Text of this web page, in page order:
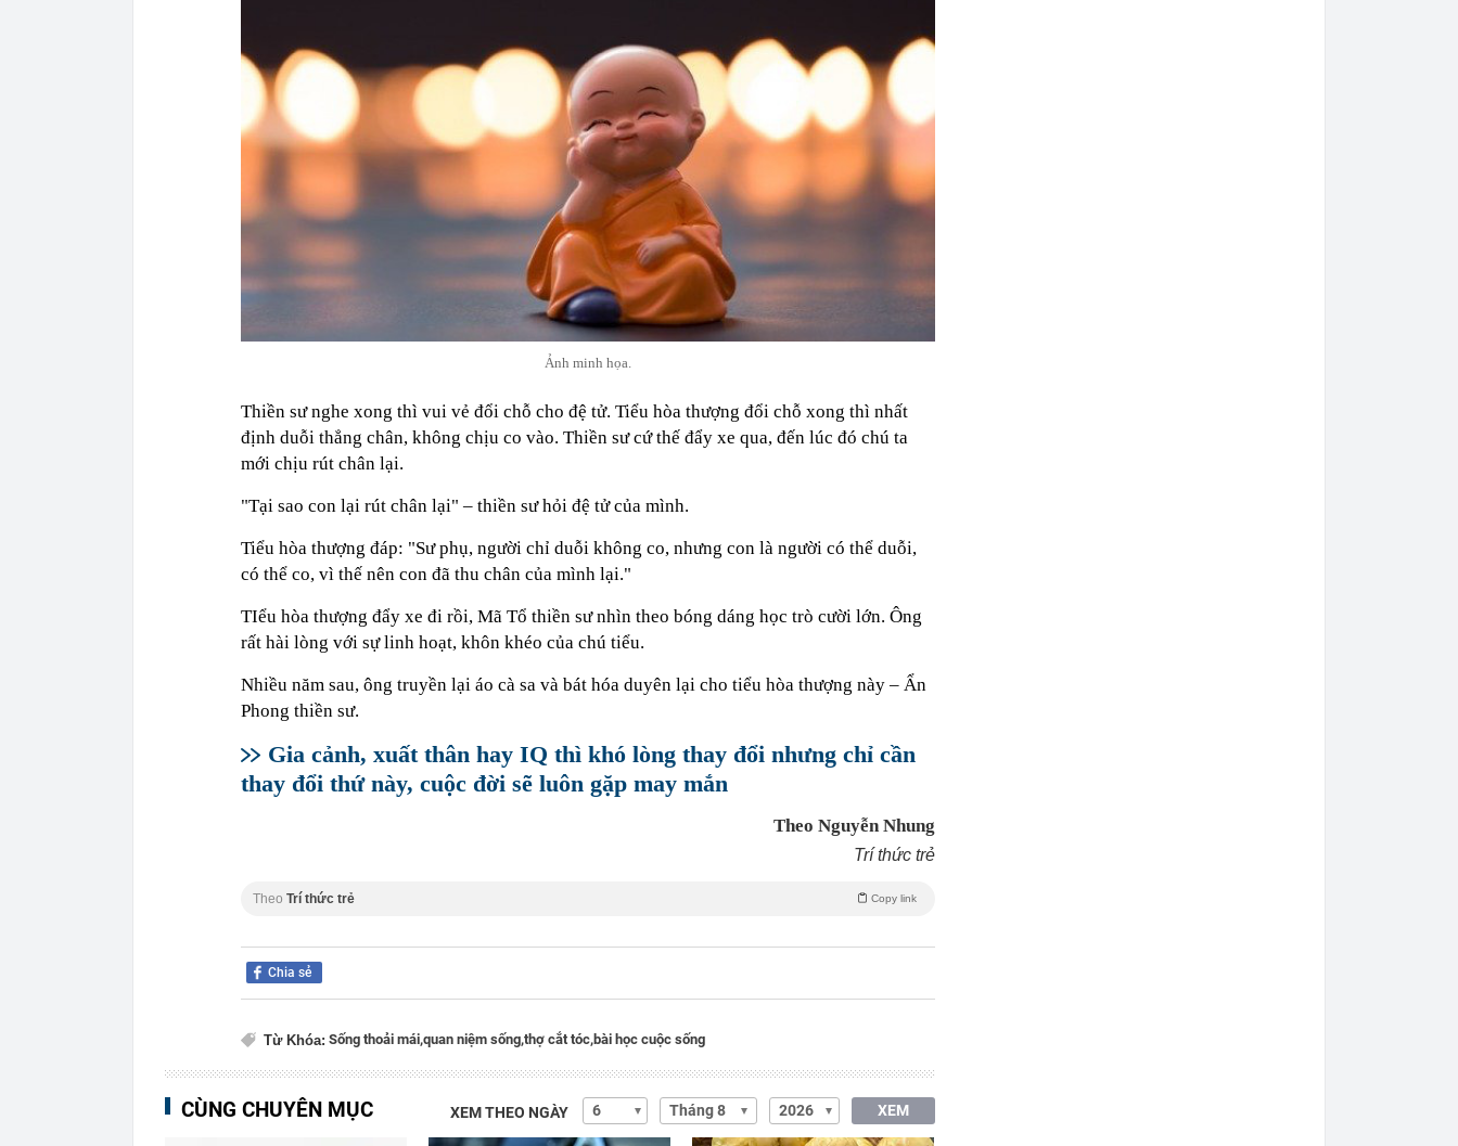
Ảnh minh họa.
Thiền sư nghe xong thì vui vẻ đổi chỗ cho đệ tử. Tiểu hòa thượng đổi chỗ xong thì nhất
định duỗi thẳng chân, không chịu co vào. Thiền sư cứ thế đẩy xe qua, đến lúc đó chú ta
mới chịu rút chân lại.
"Tại sao con lại rút chân lại" – thiền sư hỏi đệ tử của mình.
Tiểu hòa thượng đáp: "Sư phụ, người chỉ duỗi không co, nhưng con là người có thể duỗi,
có thể co, vì thế nên con đã thu chân của mình lại."
TIểu hòa thượng đẩy xe đi rồi, Mã Tổ thiền sư nhìn theo bóng dáng học trò cười lớn. Ông
rất hài lòng với sự linh hoạt, khôn khéo của chú tiểu.
Nhiều năm sau, ông truyền lại áo cà sa và bát hóa duyên lại cho tiểu hòa thượng này – Ẩn
Phong thiền sư.
Gia cảnh, xuất thân hay IQ thì khó lòng thay đổi nhưng chỉ cần
thay đổi thứ này, cuộc đời sẽ luôn gặp may mắn
Theo Nguyễn Nhung
Trí thức trẻ
Theo Trí thức trẻ Copy link
Chia sẻ
Từ Khóa: Sống thoải mái,quan niệm sống,thợ cắt tóc,bài học cuộc sống
CÙNG CHUYÊN MỤC XEM THEO NGÀY XEM